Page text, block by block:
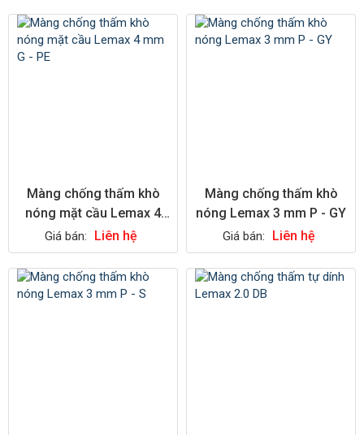
Màng chống thấm khò
nóng mặt cầu Lemax 4
mm G - PE
Giá bán: Liên hệ
Màng chống thấm khò
nóng Lemax 3 mm P - GY
Giá bán: Liên hệ